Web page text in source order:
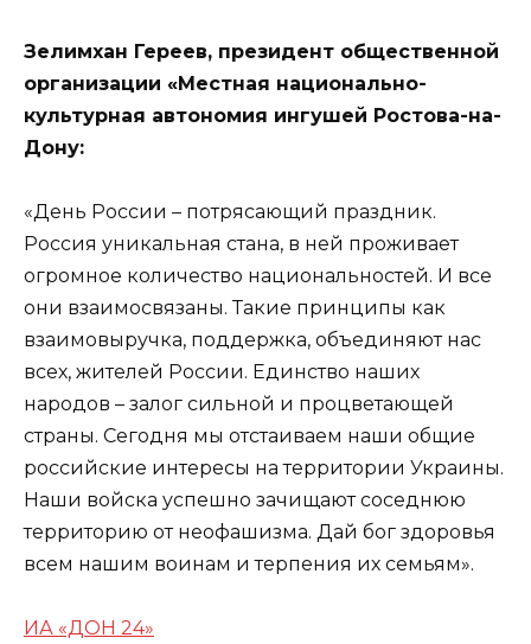
Зелимхан Гереев, президент общественной
организации «Местная национально-
культурная автономия ингушей Ростова-на-
Дону:
«День России – потрясающий праздник.
Россия уникальная стана, в ней проживает
огромное количество национальностей. И все
они взаимосвязаны. Такие принципы как
взаимовыручка, поддержка, объединяют нас
всех, жителей России. Единство наших
народов – залог сильной и процветающей
страны. Сегодня мы отстаиваем наши общие
российские интересы на территории Украины.
Наши войска успешно зачищают соседнюю
территорию от неофашизма. Дай бог здоровья
всем нашим воинам и терпения их семьям».
ИА «ДОН 24»